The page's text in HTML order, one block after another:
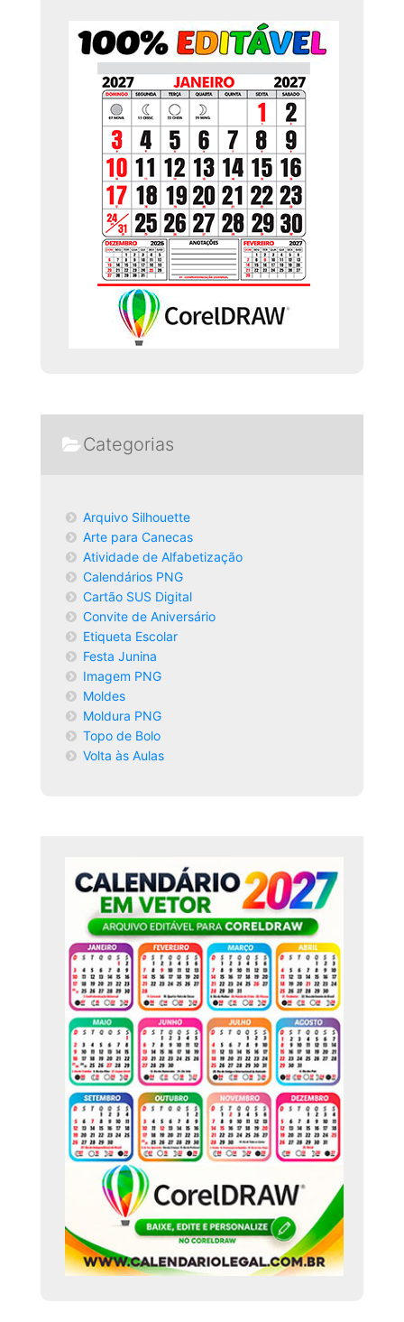
Categorias
Arquivo Silhouette
Arte para Canecas
Atividade de Alfabetização
Calendários PNG
Cartão SUS Digital
Convite de Aniversário
Etiqueta Escolar
Festa Junina
Imagem PNG
Moldes
Moldura PNG
Topo de Bolo
Volta às Aulas